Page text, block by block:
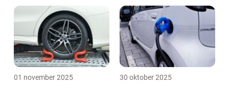
01 november 2025 30 oktober 2025